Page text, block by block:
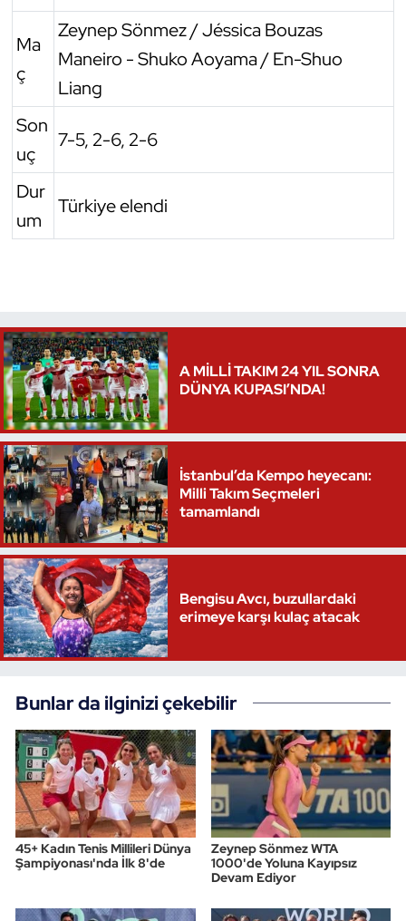
Ma
ç
Zeynep Sönmez / Jéssica Bouzas
Maneiro - Shuko Aoyama / En-Shuo
Liang
Son
uç
7-5, 2-6, 2-6
Dur
um
Türkiye elendi
A MİLLİ TAKIM 24 YIL SONRA
DÜNYA KUPASI’NDA!
İstanbul’da Kempo heyecanı:
Milli Takım Seçmeleri
tamamlandı
Bengisu Avcı, buzullardaki
erimeye karşı kulaç atacak
Bunlar da ilginizi çekebilir
45+ Kadın Tenis Millileri Dünya
Şampiyonası'nda İlk 8'de
Zeynep Sönmez WTA
1000'de Yoluna Kayıpsız
Devam Ediyor
Triatlon
Voleybol
Vücut Geliştirme Fitness
Wushu Kungfu
Yelken